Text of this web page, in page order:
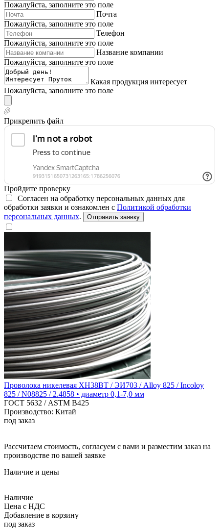
Пожалуйста, заполните это поле
Почта
Пожалуйста, заполните это поле
Телефон
Пожалуйста, заполните это поле
Название компании
Пожалуйста, заполните это поле
Какая продукция интересует
Пожалуйста, заполните это поле
Прикрепить файл
Пройдите проверку
Согласен на обработку персональных данных для
обработки заявки и ознакомлен с Политикой обработки
персональных данных. Отправить заявку
Проволока никелевая ХН38ВТ / ЭИ703 / Alloy 825 / Incoloy
825 / N08825 / 2.4858 • диаметр 0,1-7,0 мм
ГОСТ 5632 / ASTM B425
Производство: Китай
под заказ
Рассчитаем стоимость, согласуем с вами и разместим заказ на
производстве по вашей заявке
Наличие и цены
Наличие
Цена с НДС
Добавление в корзину
под заказ